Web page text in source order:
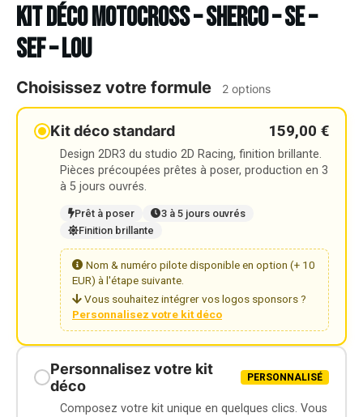
Kit déco Motocross – SHERCO – SE –
SEF – LOU
Choisissez votre formule 2 options
Kit déco standard 159,00 €
Design 2DR3 du studio 2D Racing, finition brillante.
Pièces précoupées prêtes à poser, production en 3
à 5 jours ouvrés.
Prêt à poser
3 à 5 jours ouvrés
Finition brillante
Nom & numéro pilote disponible en option (+ 10
EUR) à l'étape suivante.
Vous souhaitez intégrer vos logos sponsors ?
Personnalisez votre kit déco
Personnalisez votre kit
déco
PERSONNALISÉ
Composez votre kit unique en quelques clics. Vous